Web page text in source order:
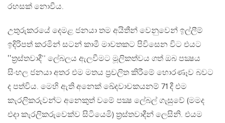
රහසක් නොවීය.
උතුරුකරයේ දෙමළ ජනයා තම අයිතීන් වෙනුවෙන් ඉල්ලීම්
ඉදිරිපත් කරමින් සටන් කාමී මාවතකට පිවිසෙන විට එයට
‛‛ත්‍රස්තවාදී’’ ලේබලය ඇලවීමට මූලිකත්වය ගත් ඔබ පක්‍ෂය
සිංහල ජනයා අතර එම මතය ප්‍රචලිත කිරීමේ හොරණෑව බවට
ද පත්විය. මෙහි ඇති අනෙක් ඛේදවාචකයනම් 71 දී එම
කැරලිකරුවන්ට අනෙකුත් වමේ පක්‍ෂ ලේබල් ගැසුවේ (මමද
එදා කැරලිකරුවෙක්ව සිටියෙමි) ත්‍රස්තවාදීන් ලෙසිනි. එයම